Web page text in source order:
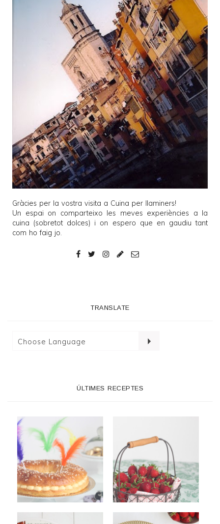
Gràcies per la vostra visita a Cuina per llaminers!
Un espai on comparteixo les meves experiències a la
cuina (sobretot dolces) i on espero que en gaudiu tant
com ho faig jo.
TRANSLATE
ÚLTIMES RECEPTES